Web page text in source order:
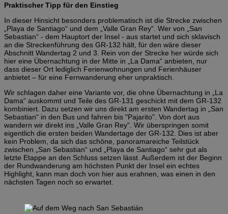
Praktischer Tipp für den Einstieg
In dieser Hinsicht besonders problematisch ist die Strecke zwischen
„Playa de Santiago“ und dem „Valle Gran Rey“. Wer von „San
Sebastian“ - dem Hauptort der Insel - aus startet und sich sklavisch
an die Streckenführung des GR-132 hält, für den wäre dieser
Abschnitt Wandertag 2 und 3. Rein von der Strecke her würde sich
hier eine Übernachtung in der Mitte in „La Dama“ anbieten, nur
dass dieser Ort lediglich Ferienwohnungen und Ferienhäuser
anbietet – für eine Fernwanderung eher unpraktisch.
Wir schlagen daher eine Variante vor, die ohne Übernachtung in „La
Dama“ auskommt und Teile des GR-131 geschickt mit dem GR-132
kombiniert. Dazu setzen wir uns direkt am ersten Wandertag in „San
Sebastian“ in den Bus und fahren bis "Pajarito". Von dort aus
wandern wir direkt ins „Valle Gran Rey“. Wir überspringen somit
eigentlich die ersten beiden Wandertage der GR-132. Dies ist aber
kein Problem, da sich das schöne, panoramareiche Teilstück
zwischen „San Sebastian“ und „Playa de Santiago“ sehr gut als
letzte Etappe an den Schluss setzen lässt. Außerdem ist der Beginn
der Rundwanderung am höchsten Punkt der Insel ein echtes
Highlight, kann man doch von hier aus erahnen, was einen in den
nächsten Tagen noch so erwartet.